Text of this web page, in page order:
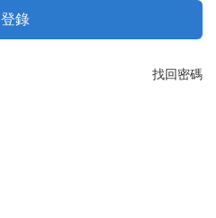
登錄
找回密碼